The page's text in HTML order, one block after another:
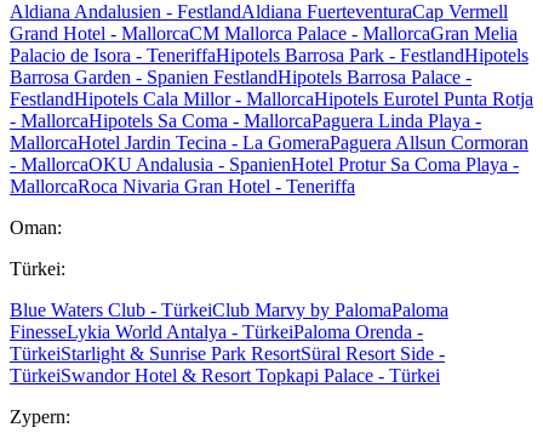
Aldiana Andalusien - FestlandAldiana FuerteventuraCap Vermell
Grand Hotel - MallorcaCM Mallorca Palace - MallorcaGran Melia
Palacio de Isora - TeneriffaHipotels Barrosa Park - FestlandHipotels
Barrosa Garden - Spanien FestlandHipotels Barrosa Palace -
FestlandHipotels Cala Millor - MallorcaHipotels Eurotel Punta Rotja
- MallorcaHipotels Sa Coma - MallorcaPaguera Linda Playa -
MallorcaHotel Jardin Tecina - La GomeraPaguera Allsun Cormoran
- MallorcaOKU Andalusia - SpanienHotel Protur Sa Coma Playa -
MallorcaRoca Nivaria Gran Hotel - Teneriffa
Oman:
Türkei:
Blue Waters Club - TürkeiClub Marvy by PalomaPaloma
FinesseLykia World Antalya - TürkeiPaloma Orenda -
TürkeiStarlight & Sunrise Park ResortSüral Resort Side -
TürkeiSwandor Hotel & Resort Topkapi Palace - Türkei
Zypern: